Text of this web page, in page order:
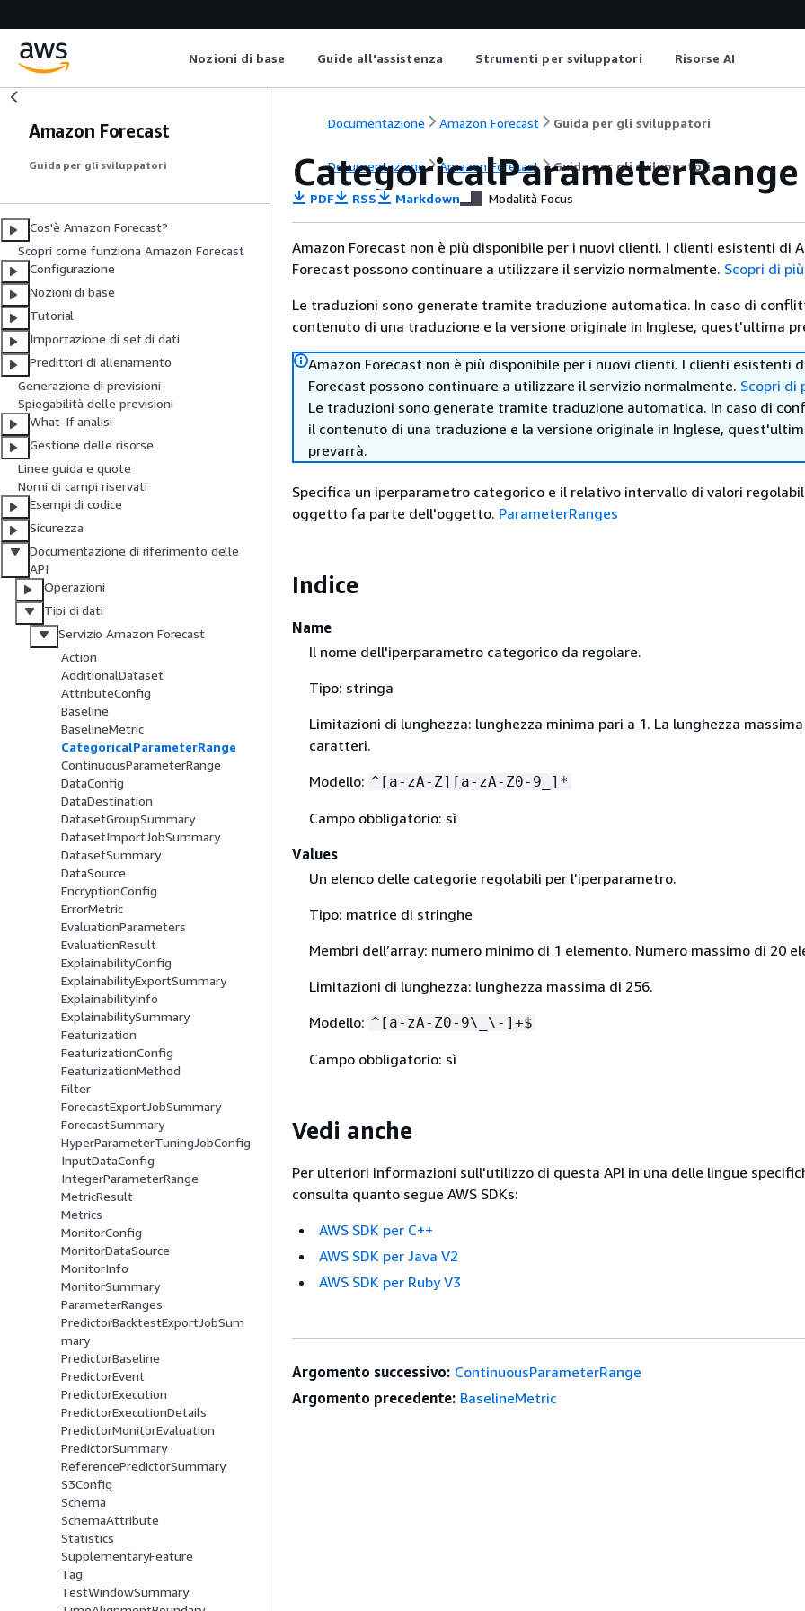
Nozioni di base Guide all'assistenza Strumenti per sviluppatori Risorse AI
Amazon Forecast
Guida per gli sviluppatori
Cos'è Amazon Forecast?
Scopri come funziona Amazon Forecast
Configurazione
Nozioni di base
Tutorial
Importazione di set di dati
Predittori di allenamento
Generazione di previsioni
Spiegabilità delle previsioni
What-If analisi
Gestione delle risorse
Linee guida e quote
Nomi di campi riservati
Esempi di codice
Sicurezza
Documentazione di riferimento delle
API
Operazioni
Tipi di dati
Servizio Amazon Forecast
Action
AdditionalDataset
AttributeConfig
Baseline
BaselineMetric
CategoricalParameterRange
ContinuousParameterRange
DataConfig
DataDestination
DatasetGroupSummary
DatasetImportJobSummary
DatasetSummary
DataSource
EncryptionConfig
ErrorMetric
EvaluationParameters
EvaluationResult
ExplainabilityConfig
ExplainabilityExportSummary
ExplainabilityInfo
ExplainabilitySummary
Featurization
FeaturizationConfig
FeaturizationMethod
Filter
ForecastExportJobSummary
ForecastSummary
HyperParameterTuningJobConfig
InputDataConfig
IntegerParameterRange
MetricResult
Metrics
MonitorConfig
MonitorDataSource
MonitorInfo
MonitorSummary
ParameterRanges
PredictorBacktestExportJobSum
mary
PredictorBaseline
PredictorEvent
PredictorExecution
PredictorExecutionDetails
PredictorMonitorEvaluation
PredictorSummary
ReferencePredictorSummary
S3Config
Schema
SchemaAttribute
Statistics
SupplementaryFeature
Tag
TestWindowSummary
Documentazione Amazon Forecast Guida per gli sviluppatori
Documentazione Amazon Forecast Guida per gli sviluppatori
CategoricalParameterRange
PDF RSS Markdown Modalità Focus
Amazon Forecast non è più disponibile per i nuovi clienti. I clienti esistenti di
Forecast possono continuare a utilizzare il servizio normalmente. Scopri di
Le traduzioni sono generate tramite traduzione automatica. In caso di
contenuto di una traduzione e la versione originale in Inglese, quest'ultima
Amazon Forecast non è più disponibile per i nuovi clienti. I clienti esistenti
Forecast possono continuare a utilizzare il servizio normalmente. Scopri di
Le traduzioni sono generate tramite traduzione automatica. In caso di
il contenuto di una traduzione e la versione originale in Inglese,
prevarrà.
Specifica un iperparametro categorico e il relativo intervallo di valori
oggetto fa parte dell'oggetto. ParameterRanges
Indice
Name
Il nome dell'iperparametro categorico da regolare.
Tipo: stringa
Limitazioni di lunghezza: lunghezza minima pari a 1. La lunghezza massima
caratteri.
Modello: ^[a-zA-Z][a-zA-Z0-9_]*
Campo obbligatorio: sì
Values
Un elenco delle categorie regolabili per l'iperparametro.
Tipo: matrice di stringhe
Membri dell’array: numero minimo di 1 elemento. Numero massimo di 20
Limitazioni di lunghezza: lunghezza massima di 256.
Modello: ^[a-zA-Z0-9\_\-]+$
Campo obbligatorio: sì
Vedi anche
Per ulteriori informazioni sull'utilizzo di questa API in una delle lingue
consulta quanto segue AWS SDKs:
AWS SDK per C++
AWS SDK per Java V2
AWS SDK per Ruby V3
Argomento successivo: ContinuousParameterRange
Argomento precedente: BaselineMetric